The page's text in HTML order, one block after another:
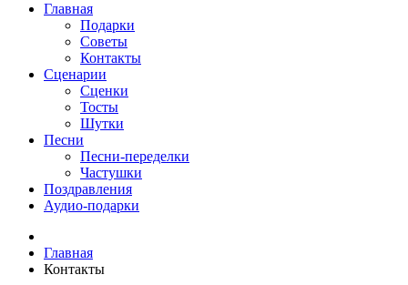
Главная
Подарки
Советы
Контакты
Сценарии
Сценки
Тосты
Шутки
Песни
Песни-переделки
Частушки
Поздравления
Аудио-подарки
Главная
Контакты